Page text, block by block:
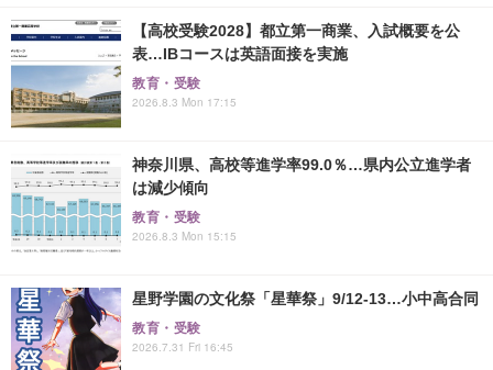
【高校受験2028】都立第一商業、入試概要を公
表…IBコースは英語面接を実施
教育・受験
2026.8.3 Mon 17:15
神奈川県、高校等進学率99.0％…県内公立進学者
は減少傾向
教育・受験
2026.8.3 Mon 15:15
星野学園の文化祭「星華祭」9/12-13…小中高合同
教育・受験
2026.7.31 Fri 16:45